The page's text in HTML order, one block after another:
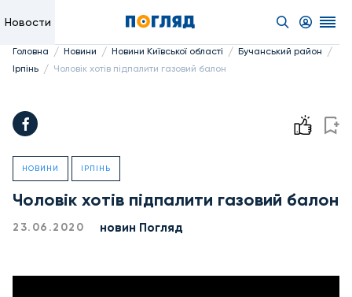
Новости
Головна / Новини / Новини Київської області / Бучанський район /
Ірпінь / Чоловік хотів підпалити газовий балон
НОВИНИ ІРПІНЬ
Чоловік хотів підпалити газовий балон
23.06.2020 новин Погляд